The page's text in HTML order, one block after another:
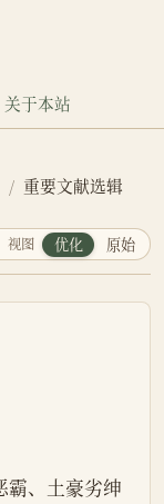
关于本站
重要文献选辑
视图 优化 原始